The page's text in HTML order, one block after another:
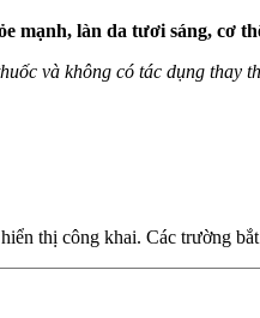
mạnh, làn da tươi sáng, cơ
và không có tác dụng thay
thị công khai. Các trường